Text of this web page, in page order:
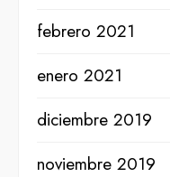
febrero 2021
enero 2021
diciembre 2019
noviembre 2019